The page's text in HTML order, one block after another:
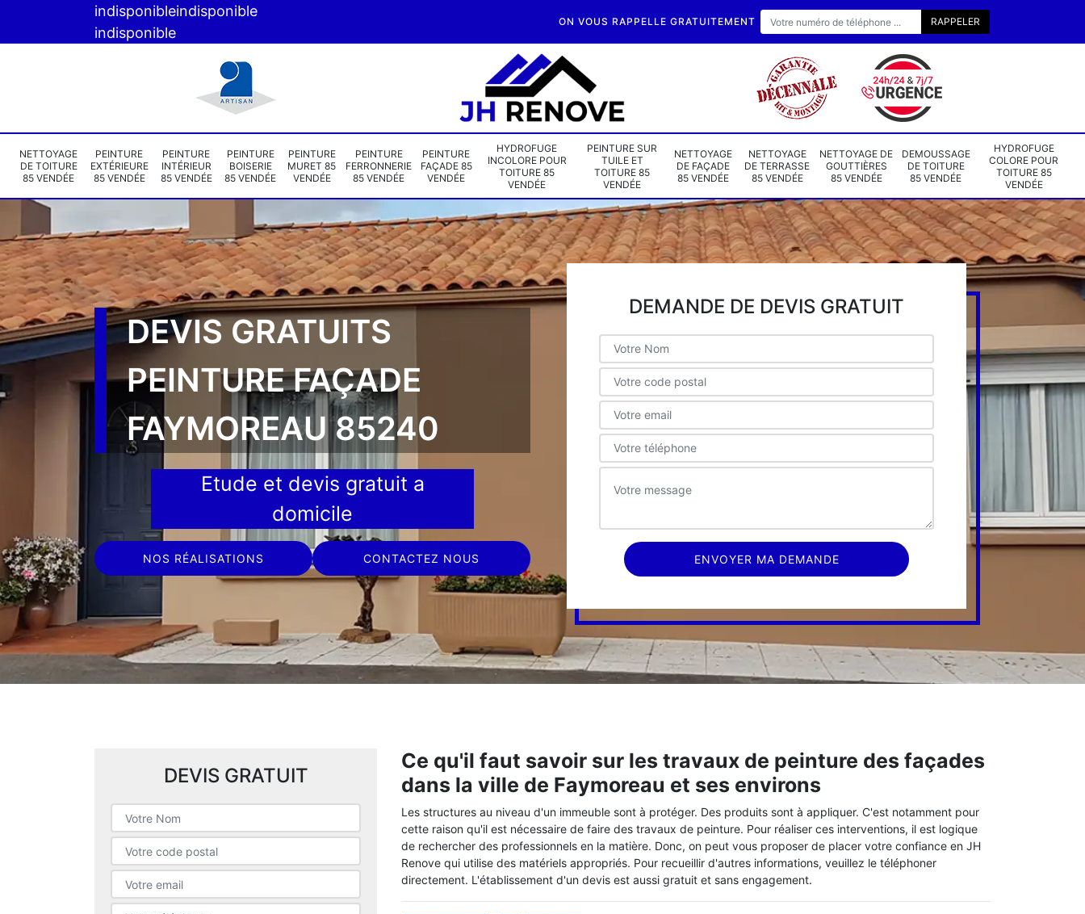
indisponibleindisponible
indisponible
ON VOUS RAPPELLE GRATUITEMENT
NETTOYAGE
DE TOITURE
85 VENDÉE
PEINTURE
EXTÉRIEURE
85 VENDÉE
PEINTURE
INTÉRIEUR
85 VENDÉE
PEINTURE
BOISERIE
85 VENDÉE
PEINTURE
MURET 85
VENDÉE
PEINTURE
FERRONNERIE
85 VENDÉE
PEINTURE
FAÇADE 85
VENDÉE
HYDROFUGE
INCOLORE POUR
TOITURE 85
VENDÉE
PEINTURE SUR
TUILE ET
TOITURE 85
VENDÉE
NETTOYAGE
DE FAÇADE
85 VENDÉE
NETTOYAGE
DE TERRASSE
85 VENDÉE
NETTOYAGE DE
GOUTTIÈRES
85 VENDÉE
DEMOUSSAGE
DE TOITURE
85 VENDÉE
HYDROFUGE
COLORE POUR
TOITURE 85
VENDÉE
DEVIS GRATUITS
PEINTURE FAÇADE
FAYMOREAU 85240
Etude et devis gratuit a
domicile
NOS RÉALISATIONS CONTACTEZ NOUS
DEMANDE DE DEVIS GRATUIT
DEVIS GRATUIT
Ce qu'il faut savoir sur les travaux de peinture des façades
dans la ville de Faymoreau et ses environs
Les structures au niveau d'un immeuble sont à protéger. Des produits sont à appliquer. C'est notamment pour
cette raison qu'il est nécessaire de faire des travaux de peinture. Pour réaliser ces interventions, il est logique
de rechercher des professionnels en la matière. Donc, on peut vous proposer de placer votre confiance en JH
Renove qui utilise des matériels appropriés. Pour recueillir d'autres informations, veuillez le téléphoner
directement. L'établissement d'un devis est aussi gratuit et sans engagement.